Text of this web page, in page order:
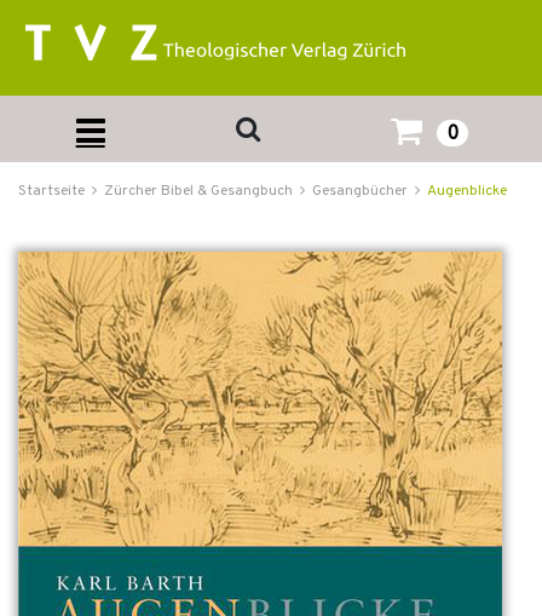
0
Startseite Zürcher Bibel & Gesangbuch Gesangbücher Augenblicke